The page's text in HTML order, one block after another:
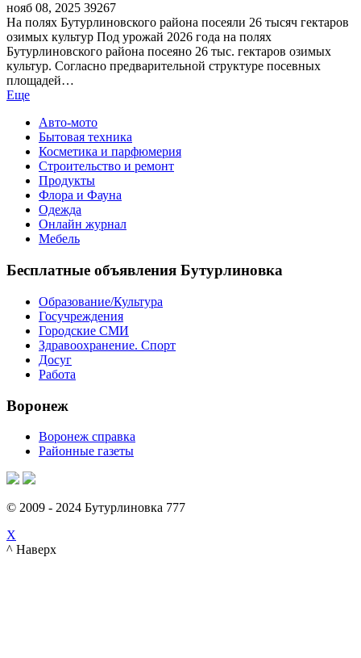
нояб 08, 2025 39267
На полях Бутурлиновского района посеяли 26 тысяч гектаров
озимых культур Под урожай 2026 года на полях
Бутурлиновского района посеяно 26 тыс. гектаров озимых
культур. Согласно предварительной структуре посевных
площадей…
Еще
Авто-мото
Бытовая техника
Косметика и парфюмерия
Строительство и ремонт
Продукты
Флора и Фауна
Одежда
Онлайн журнал
Мебель
Бесплатные объявления Бутурлиновка
Образование/Культура
Госучреждения
Городские СМИ
Здравоохранение. Спорт
Досуг
Работа
Воронеж
Воронеж справка
Районные газеты
© 2009 - 2024 Бутурлиновка 777
X
^ Наверх